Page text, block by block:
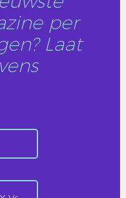
per
Laat